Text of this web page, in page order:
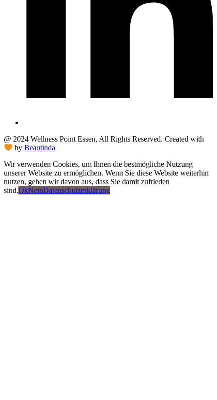
@ 2024 Wellness Point Essen, All Rights Reserved. Created with
byBeautinda
Wir verwenden Cookies, um Ihnen die bestmögliche Nutzung
unserer Website zu ermöglichen. Wenn Sie diese Website weiterhin
nutzen, gehen wir davon aus, dass Sie damit zufrieden
sind.OkNeinDatenschutzerklärung